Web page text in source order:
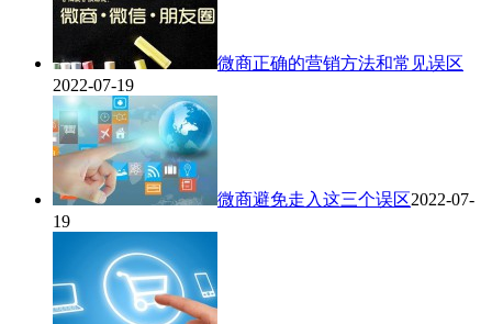
微商正确的营销方法和常见误区
2022-07-19
微商避免走入这三个误区2022-07-
19